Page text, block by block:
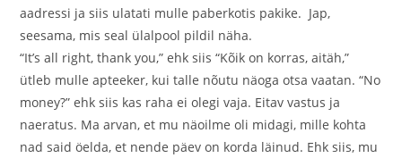
aadressi ja siis ulatati mulle paberkotis pakike. Jap,
seesama, mis seal ülalpool pildil näha.
“It’s all right, thank you,” ehk siis “Kõik on korras, aitäh,”
ütleb mulle apteeker, kui talle nõutu näoga otsa vaatan. “No
money?” ehk siis kas raha ei olegi vaja. Eitav vastus ja
naeratus. Ma arvan, et mu näoilme oli midagi, mille kohta
nad said öelda, et nende päev on korda läinud. Ehk siis, mu